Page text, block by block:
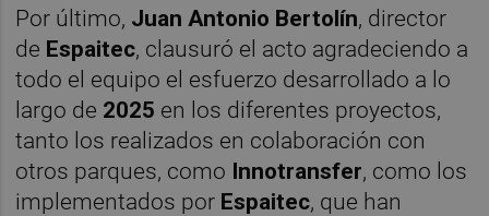
Por último, Juan Antonio Bertolín, director
de Espaitec, clausuró el acto agradeciendo a
todo el equipo el esfuerzo desarrollado a lo
largo de 2025 en los diferentes proyectos,
tanto los realizados en colaboración con
otros parques, como Innotransfer, como los
implementados por Espaitec, que han